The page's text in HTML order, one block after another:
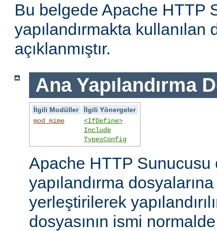
Bu belgede Apache HTTP
yapılandırmakta kullanılan
açıklanmıştır.
Ana Yapılandırma
İlgili Modüller
İlgili Yönergeler
mod_mime
<IfDefine>
Include
TypesConfig
Apache HTTP Sunucusu
yapılandırma
yerleştirilerek
dosyasının ismi